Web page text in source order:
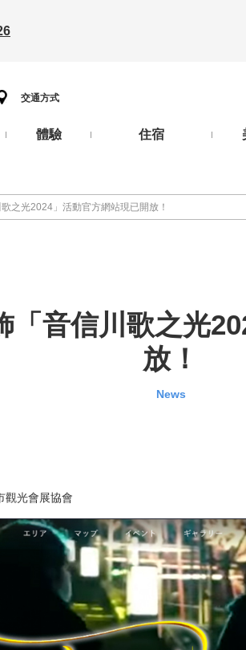
交通方式
體驗 住宿
之光2024」活動官方網站現已開放！
「音信川歌之光
放！
News
觀光會展協會